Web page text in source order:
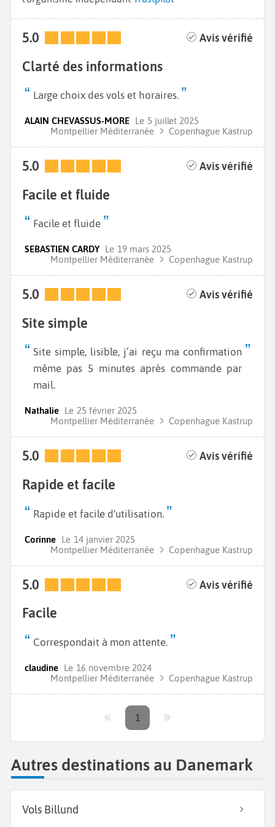
5.0 Avis vérifié
Clarté des informations
Large choix des vols et horaires.
ALAIN CHEVASSUS-MORE Le 5 juillet 2025
Montpellier Méditerranée
Copenhague Kastrup
5.0 Avis vérifié
Facile et fluide
Facile et fluide
SEBASTIEN CARDY Le 19 mars 2025
Montpellier Méditerranée
Copenhague Kastrup
5.0 Avis vérifié
Site simple
Site simple, lisible, j’ai reçu ma confirmation
même pas 5 minutes après commande par
mail.
Nathalie Le 25 février 2025
Montpellier Méditerranée
Copenhague Kastrup
5.0 Avis vérifié
Rapide et facile
Rapide et facile d'utilisation.
Corinne Le 14 janvier 2025
Montpellier Méditerranée
Copenhague Kastrup
5.0 Avis vérifié
Facile
Correspondait à mon attente.
claudine Le 16 novembre 2024
Montpellier Méditerranée
Copenhague Kastrup
1
Autres destinations au Danemark
Vols Billund